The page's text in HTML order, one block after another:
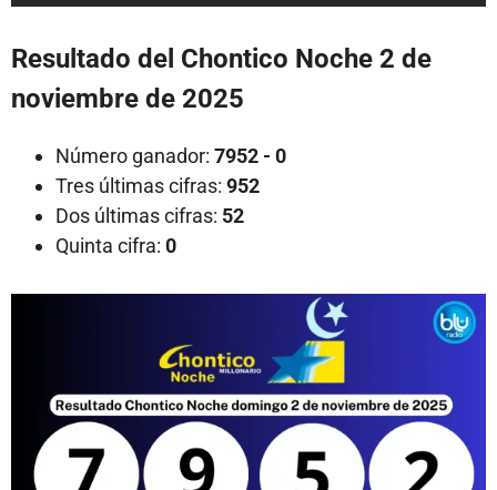
Resultado del Chontico Noche 2 de
noviembre de 2025
Número ganador: 7952 - 0
Tres últimas cifras: 952
Dos últimas cifras: 52
Quinta cifra: 0